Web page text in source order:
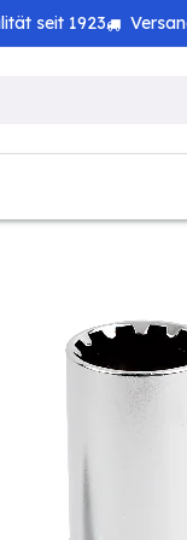
seit 1923